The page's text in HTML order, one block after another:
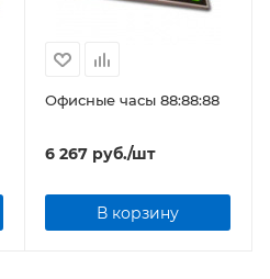
Офисные часы 88:88:88
6 267руб./шт
В корзину